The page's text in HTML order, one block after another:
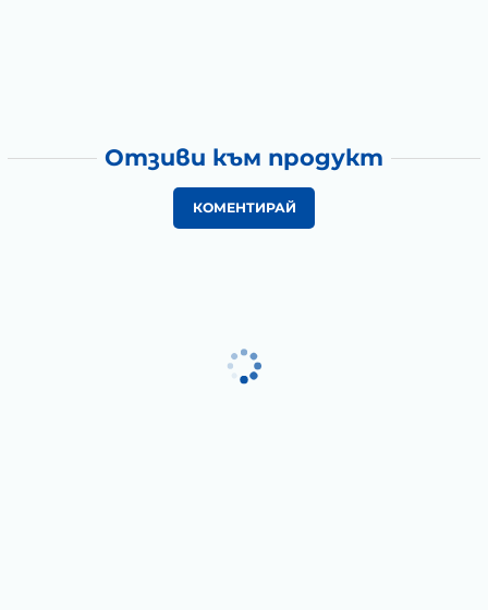
Отзиви към продукт
КОМЕНТИРАЙ